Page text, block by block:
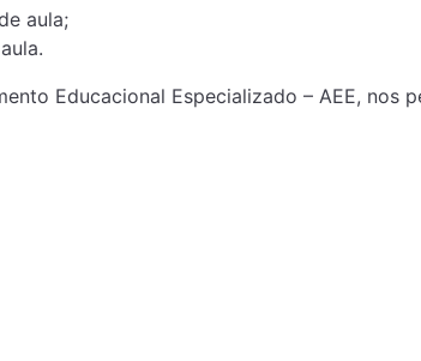
aula;
Educacional Especializado – AEE, nos